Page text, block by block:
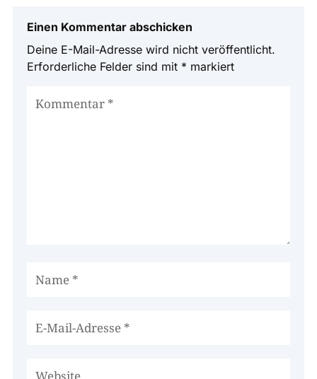
Einen Kommentar abschicken
Deine E-Mail-Adresse wird nicht veröffentlicht.
Erforderliche Felder sind mit * markiert